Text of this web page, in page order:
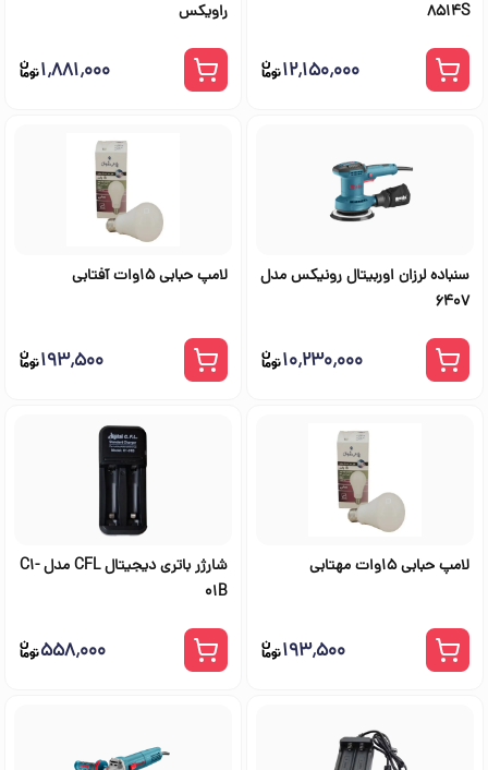
8514S
۱۲٬۱۵۰٬۰۰۰
راویکس
۱٬۸۸۱٬۰۰۰
سنباده لرزان اوربیتال رونیکس مدل
6407
۱۰٬۲۳۰٬۰۰۰
لامپ حبابی 15وات آفتابی
۱۹۳٬۵۰۰
لامپ حبابی 15وات مهتابی
۱۹۳٬۵۰۰
شارژر باتری دیجیتال CFL مدل C1-
01B
۵۵۸٬۰۰۰